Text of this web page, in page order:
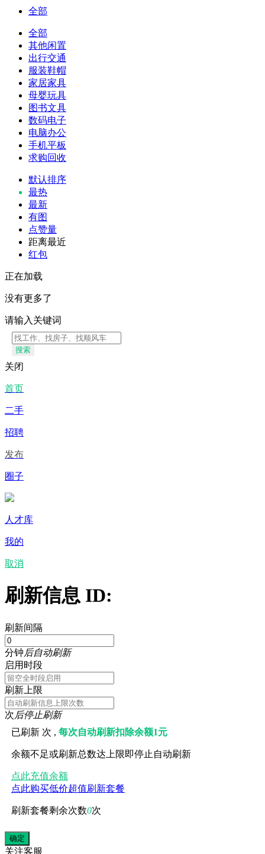
全部
全部
其他闲置
出行交通
服装鞋帽
家居家具
母婴玩具
图书文具
数码电子
电脑办公
手机平板
求购回收
默认排序
最热
最新
有图
点赞量
距离最近
红包
正在加载
没有更多了
请输入关键词
搜索
关闭
首页
二手
招聘
发布
圈子
人才库
我的
取消
刷新信息 ID:
刷新间隔
分钟后自动刷新
启用时段
刷新上限
次后停止刷新
已刷新 次 ,每次自动刷新扣除余额1元
余额不足或刷新总数达上限即停止自动刷新
点此充值余额
点此购买低价超值刷新套餐
刷新套餐剩余次数0次
关注客服